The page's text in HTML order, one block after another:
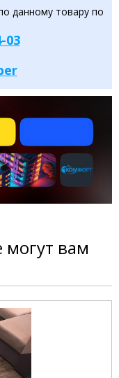
данному товару по
03
могут вам